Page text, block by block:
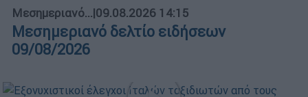
Μεσημεριανό...|09.08.2026 14:15
Μεσημεριανό δελτίο ειδήσεων
09/08/2026